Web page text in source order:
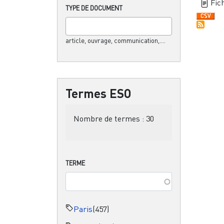
TYPE DE DOCUMENT
article, ouvrage, communication,....
Termes ESO
Nombre de termes : 30
TERME
Paris(457)